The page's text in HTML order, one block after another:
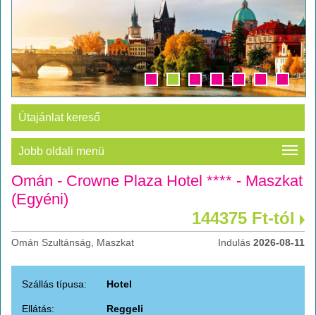
Útajánlat kereső
Jobb oldali menü
Omán - Crowne Plaza Hotel **** - Maszkat
(Egyéni)
144375 Ft-tól
Omán Szultánság, Maszkat Indulás 2026-08-11
Szállás típusa: Hotel
Ellátás: Reggeli